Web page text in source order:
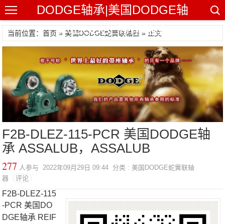
DODGE轴承|美国DODGE轴
承|DODGE带座轴承
当前位置：首页 » 美国DODGE蛇簧联轴器 » 正文
F2B-DLEZ-115-PCR 美国DODGE轴
承 ASSALUB，ASSALUB
277 人参与 2022年09月29日 09:44 分类 : 美国DODGE蛇簧联轴
器
评论
F2B-DLEZ-115
-PCR 美国DO
DGE轴承 REIF